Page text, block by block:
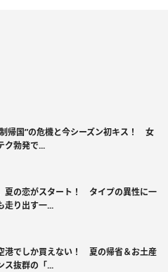
帰国”の危機と今シーズン初キス！ 女
ク勃発で...
夏の恋がスタート！ タイプの異性に一
り出す一...
港でしか買えない！ 夏の帰省＆お土産
ス抜群の「...